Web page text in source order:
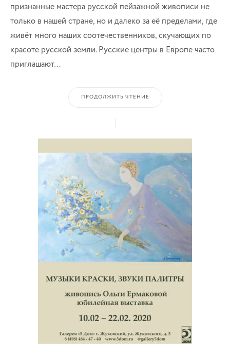
признанные мастера русской пейзажной живописи не
только в нашей стране, но и далеко за её пределами, где
живёт много наших соотечественников, скучающих по
красоте русской земли. Русские центры в Европе часто
приглашают…
ПРОДОЛЖИТЬ ЧТЕНИЕ